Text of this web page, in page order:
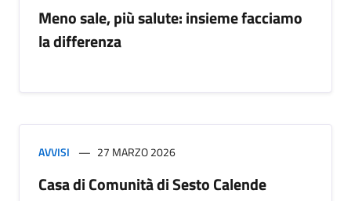
Meno sale, più salute: insieme facciamo
la differenza
AVVISI 27 MARZO 2026
Casa di Comunità di Sesto Calende